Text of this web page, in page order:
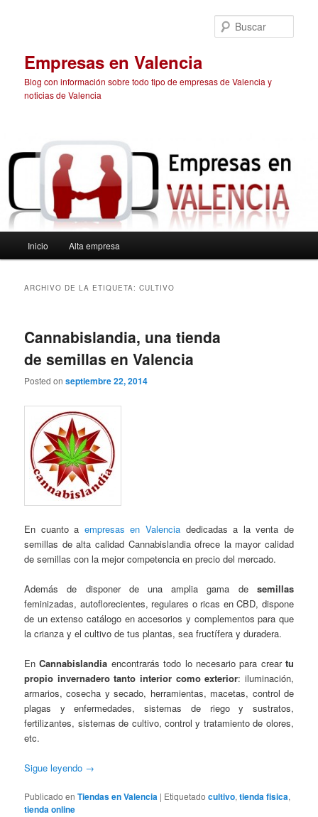
Empresas en Valencia
Blog con información sobre todo tipo de empresas de Valencia y
noticias de Valencia
principal
Inicio Alta empresa
ARCHIVO DE LA ETIQUETA:CULTIVO
Cannabislandia, una tienda
de semillas en Valencia
Posted onseptiembre 22, 2014
En cuanto a empresas en Valencia dedicadas a la venta de
semillas de alta calidad Cannabislandia ofrece la mayor calidad
de semillas con la mejor competencia en precio del mercado.
Además de disponer de una amplia gama de semillas
feminizadas, autoflorecientes, regulares o ricas en CBD, dispone
de un extenso catálogo en accesorios y complementos para que
la crianza y el cultivo de tus plantas, sea fructífera y duradera.
EnCannabislandia encontrarás todo lo necesario para crear tu
propio invernadero tanto interior como exterior: iluminación,
armarios, cosecha y secado, herramientas, macetas, control de
plagas y enfermedades, sistemas de riego y sustratos,
fertilizantes, sistemas de cultivo, control y tratamiento de olores,
etc.
Sigue leyendo →
Publicado en Tiendas en Valencia | Etiquetado cultivo,tienda fisica,
tienda online